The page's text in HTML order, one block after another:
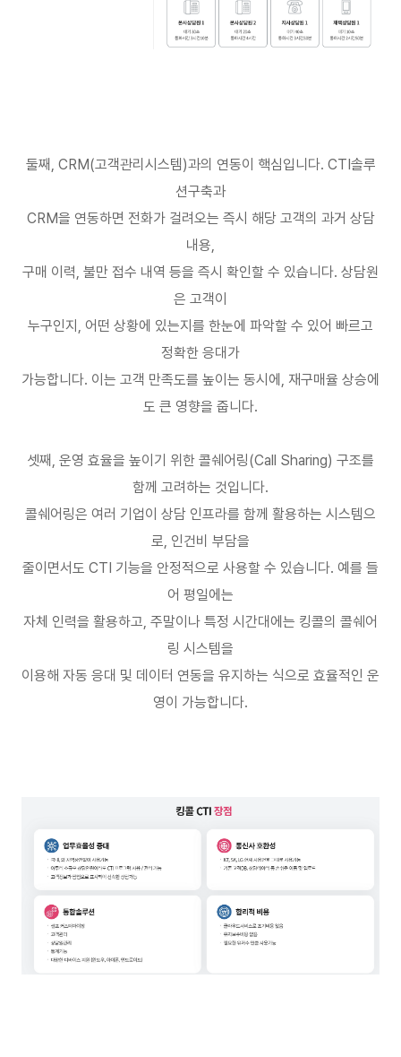
둘째 , CRM(고객관리시스템)과의 연동이 핵심입니다. CTI솔루
션구축과
CRM을 연동하면 전화가 걸려오는 즉시 해당 고객의 과거 상담
내용,
구매 이력, 불만 접수 내역 등을 즉시 확인할 수 있습니다. 상담원
은 고객이
누구인지 , 어떤 상황에 있는지를 한눈에 파악할 수 있어 빠르고
정확한 응대가
가능합니다. 이는 고객 만족도를 높이는 동시에 , 재구매율 상승에
도 큰 영향을 줍니다.
셋째 , 운영 효율을 높이기 위한 콜쉐어링(Call Sharing) 구조를
함께 고려하는 것입니다.
콜쉐어링은 여러 기업이 상담 인프라를 함께 활용하는 시스템으
로, 인건비 부담을
줄이면서도 CTI 기능을 안정적으로 사용할 수 있습니다. 예를 들
어 평일에는
자체 인력을 활용하고, 주말이나 특정 시간대에는 킹콜의 콜쉐어
링 시스템을
이용해 자동 응대 및 데이터 연동을 유지하는 식으로 효율적인 운
영이 가능합니다.